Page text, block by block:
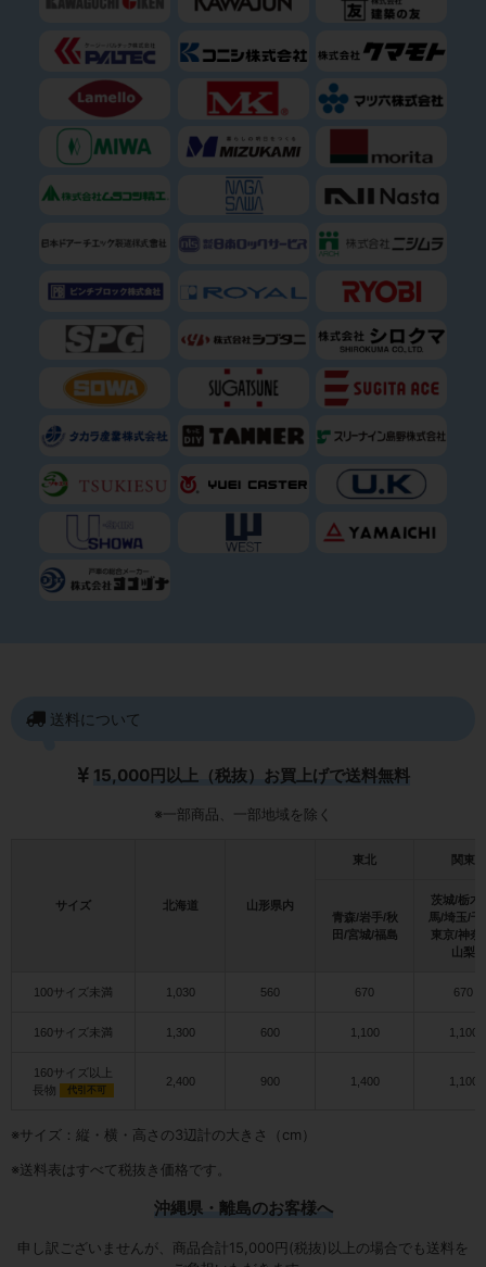
送料について
15,000円以上（税抜）お買上げで送料無料
※一部商品、一部地域を除く
サイズ 北海道 山形県内
東北 関東
青森/岩手/秋
田/宮城/福島
茨城/栃木
馬/埼玉/千
東京/神奈
山梨
100サイズ未満 1,030 560 670 670
160サイズ未満 1,300 600 1,100 1,100
160サイズ以上
長物
代引不可
2,400 900 1,400 1,100
※サイズ：縦・横・高さの3辺計の大きさ（cm）
※送料表はすべて税抜き価格です。
沖縄県・離島のお客様へ
申し訳ございませんが、商品合計15,000円(税抜)以上の場合でも送料を